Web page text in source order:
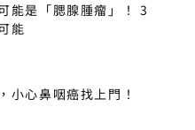
能是「腮腺腫瘤」！ 3
能
小心鼻咽癌找上門！